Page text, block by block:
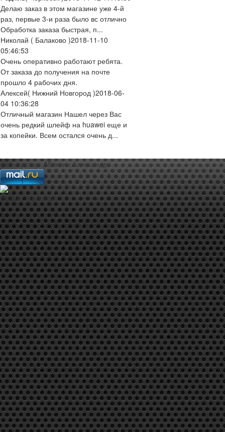
Делаю заказ в этом магазине уже 4-й
раз, первые 3-и раза было вс отлично
Обработка заказа быстрая, п...
Николай ( Балаково )2018-11-10
05:46:53
Очень оперативно работают ребята.
От заказа до получения на почте
прошло 4 рабочих дня.
Алексей( Нижний Новгород )2018-06-
04 10:36:28
Отличный магазин Нашел через Вас
очень редкий шлейф на huawei еще и
за копейки. Всем остался очень д...
web-мастер:Аблизин Александр